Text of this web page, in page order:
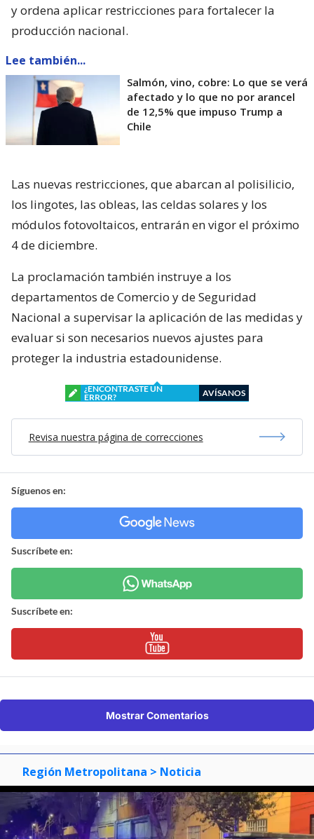
y ordena aplicar restricciones para fortalecer la
producción nacional.
Lee también...
Salmón, vino, cobre: Lo que se verá
afectado y lo que no por arancel
de 12,5% que impuso Trump a
Chile
Las nuevas restricciones, que abarcan al polisilicio,
los lingotes, las obleas, las celdas solares y los
módulos fotovoltaicos, entrarán en vigor el próximo
4 de diciembre.
La proclamación también instruye a los
departamentos de Comercio y de Seguridad
Nacional a supervisar la aplicación de las medidas y
evaluar si son necesarios nuevos ajustes para
proteger la industria estadounidense.
¿ENCONTRASTE UN
ERROR?
AVÍSANOS
Revisa nuestra página de correcciones
Síguenos en:
Suscríbete en:
Suscríbete en:
Mostrar Comentarios
Región Metropolitana > Noticia